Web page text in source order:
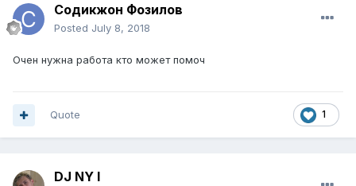
Содикжон Фозилов
Posted July 8, 2018
Очен нужна работа кто может помоч
1
Quote
DJ NY I